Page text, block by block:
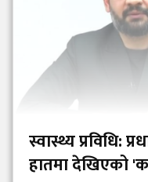
स्वास्थ्य प्रविधि:
हातमा देखिएको